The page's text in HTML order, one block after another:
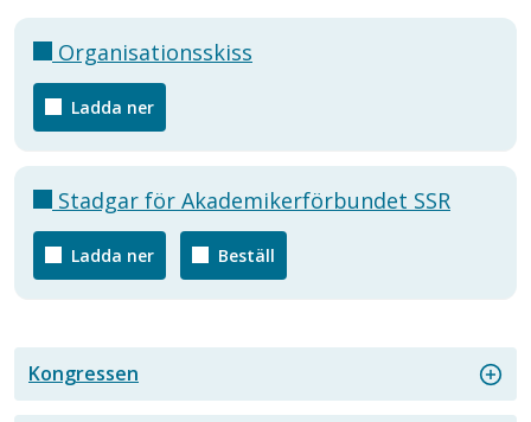
Organisationsskiss
Ladda ner
Stadgar för Akademikerförbundet SSR
Ladda ner Beställ
Kongressen